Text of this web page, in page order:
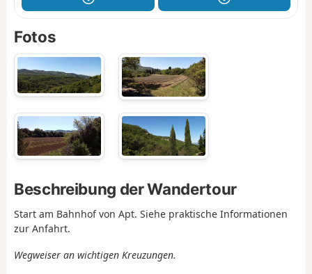
Fotos
Beschreibung der Wandertour
Start am Bahnhof von Apt. Siehe praktische Informationen
zur Anfahrt.
Wegweiser an wichtigen Kreuzungen.